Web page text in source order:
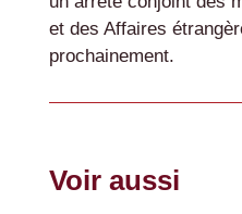
et des Affaires
prochainement.
Voir aussi